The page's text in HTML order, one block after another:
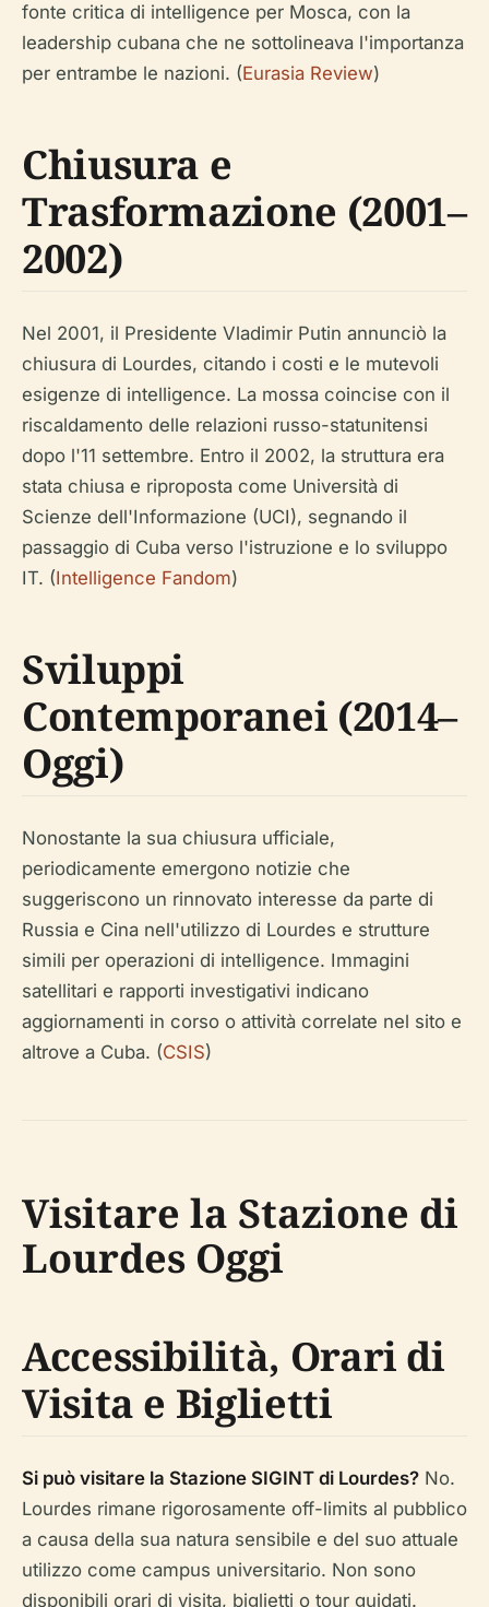
fonte critica di intelligence per Mosca, con la
leadership cubana che ne sottolineava l'importanza
per entrambe le nazioni. (Eurasia Review)
Chiusura e
Trasformazione (2001–
2002)
Nel 2001, il Presidente Vladimir Putin annunciò la
chiusura di Lourdes, citando i costi e le mutevoli
esigenze di intelligence. La mossa coincise con il
riscaldamento delle relazioni russo-statunitensi
dopo l'11 settembre. Entro il 2002, la struttura era
stata chiusa e riproposta come Università di
Scienze dell'Informazione (UCI), segnando il
passaggio di Cuba verso l'istruzione e lo sviluppo
IT. (Intelligence Fandom)
Sviluppi
Contemporanei (2014–
Oggi)
Nonostante la sua chiusura ufficiale,
periodicamente emergono notizie che
suggeriscono un rinnovato interesse da parte di
Russia e Cina nell'utilizzo di Lourdes e strutture
simili per operazioni di intelligence. Immagini
satellitari e rapporti investigativi indicano
aggiornamenti in corso o attività correlate nel sito e
altrove a Cuba. (CSIS)
Visitare la Stazione di
Lourdes Oggi
Accessibilità, Orari di
Visita e Biglietti
Si può visitare la Stazione SIGINT di Lourdes? No.
Lourdes rimane rigorosamente off-limits al pubblico
a causa della sua natura sensibile e del suo attuale
utilizzo come campus universitario. Non sono
disponibili orari di visita, biglietti o tour guidati.